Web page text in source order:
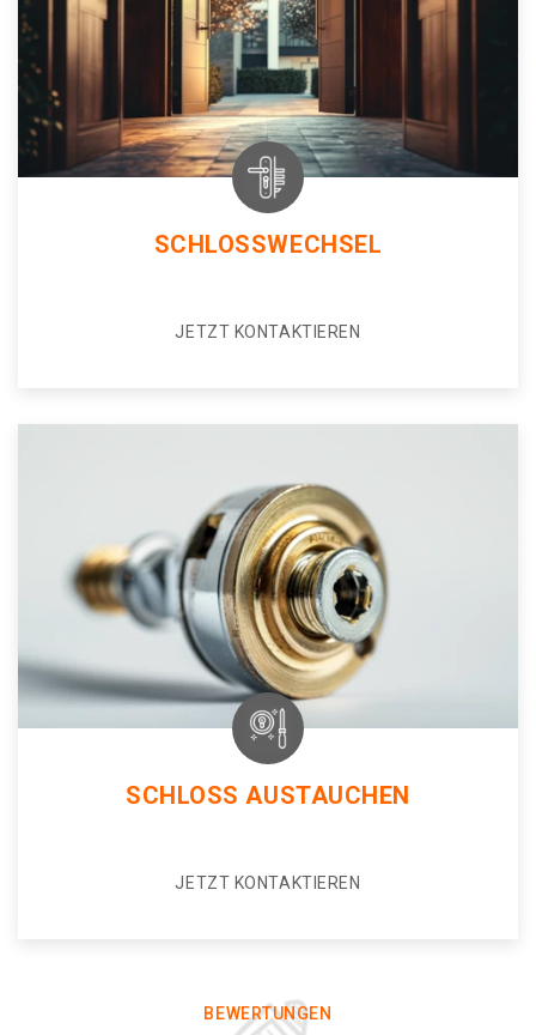
SCHLOSSWECHSEL
JETZT KONTAKTIEREN
SCHLOSS AUSTAUCHEN
JETZT KONTAKTIEREN
BEWERTUNGEN